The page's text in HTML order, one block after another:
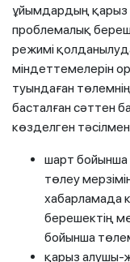
ұйымдардың қарыз
проблемалық
режимі
міндеттемелерін
туындаған
басталған сәттен
көзделген
шарт бойынша
төлеу
хабарламада
берешектің
бойынша
қарыз алушы-